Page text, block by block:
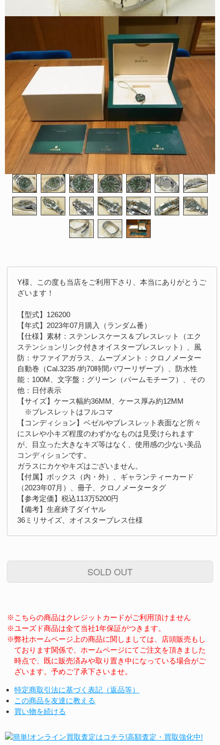
Y様、この度も当店をご利用下さり、本当にありがとうご
ざいます！
【型式】126200
【年式】2023年07月購入（ランダム番）
【仕様】素材：ステンレスケース＆ブレスレット（エク
ステンションリンク付きオイスターブレスレット）、風
防：サファイアガラス、ムーブメント：クロノメーター
自動巻（Cal.3235 /約70時間パワーリザーブ）、防水性
能：100M、文字盤：グリーン（パームモチーフ）、その
他：日付表示
【サイズ】ケース幅約36MM、ケース厚み約12MM
※ブレスレットはフルコマ
【コンディション】ベゼルやブレスレット表面など所々
にスレや小キズ程度のわずかなものは見受けられます
が、目立った大きなキズ等はなく、使用感の少ない美品
コンディションです。
ガラスにカケやキズはございません。
【付属】ボックス（内・外）、ギャランティーカード
（2023年07月）、冊子、クロノメータータグ
【参考定価】税込113万5200円
【備考】生産終了ダイヤル
36ミリサイズ、オイスターブレス仕様
SOLD OUT
※こちらの商品はクレジットカードがご利用頂けません
※ユーズド商品は全て当社1年保証がつきます。
※弊社ホームページ上の商品に関しましては、店頭販売もし
ております関係で、ホームページにてご注文を頂きました
時点で、既に販売済みや取り置き中になっている場合がご
ざいます。予めご了承下さいませ。
特定商取引法に基づく表記（返品等）
この商品を友達に教える
買い物を続ける